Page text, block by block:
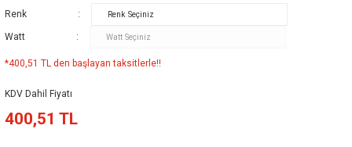
Renk
Watt
*400,51 TL den başlayan taksitlerle!!
KDV Dahil Fiyatı
400,51 TL